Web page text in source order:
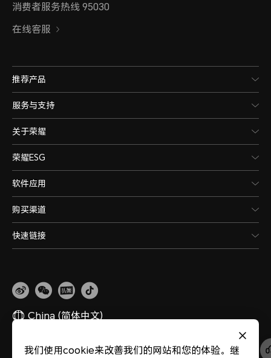
消费者服务热线 95030
在线客服
推荐产品
服务与支持
关于荣耀
荣耀ESG
软件应用
购买渠道
快速链接
China (简体中文)
网站地图 隐私政策 使用条款 关于cookies 法律信息 除名查询
我们使用cookie来改善我们的网站和您的体验。继